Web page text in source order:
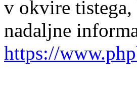
v okvire
nadaljne
https://